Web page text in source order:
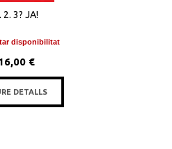
2. 3? JA!
disponibilitat
€
DETALLS